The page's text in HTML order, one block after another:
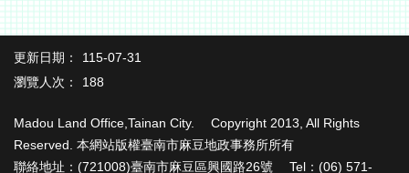
流
載
專
主
更新日期：
115-07-31
瀏覽人次：
188
Madou Land Office,Tainan City. Copyright 2013, All Rights
Reserved. 本網站版權臺南市麻豆地政事務所所有
聯絡地址：(721008)臺南市麻豆區興國路26號 Tel：(06) 571-